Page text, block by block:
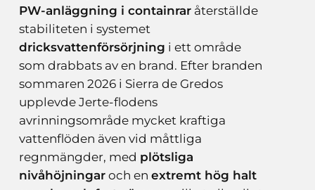
PW-anläggning i containraråterställde
stabiliteten i systemet
dricksvattenförsörjning i ett område
som drabbats av en brand. Efter branden
sommaren 2026 i Sierra de Gredos
upplevde Jerte-flodens
avrinningsområde mycket kraftiga
vattenflöden även vid måttliga
regnmängder, med plötsliga
nivåhöjningaroch en extremt hög halt